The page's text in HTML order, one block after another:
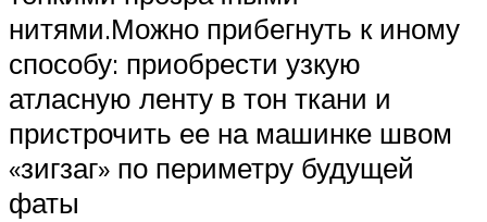
нитями.Можно прибегнуть к иному
способу: приобрести узкую
атласную ленту в тон ткани и
пристрочить ее на машинке швом
«зигзаг» по периметру будущей
фаты